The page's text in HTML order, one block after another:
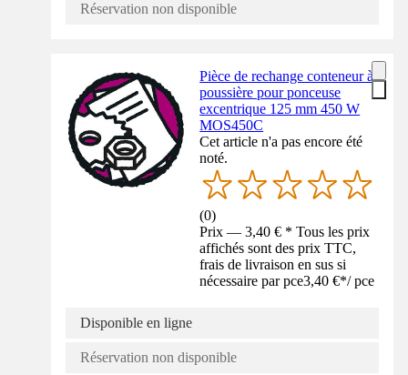
Réservation non disponible
Pièce de rechange conteneur à
poussière pour ponceuse
excentrique 125 mm 450 W
MOS450C
Cet article n'a pas encore été
noté.
(0)
Prix — 3,40 € * Tous les prix
affichés sont des prix TTC,
frais de livraison en sus si
nécessaire par pce3,40 €*/ pce
Disponible en ligne
Réservation non disponible